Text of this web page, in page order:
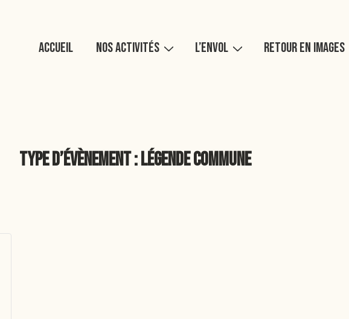
Navigation
Accueil Nos activités L’Envol Retour en images
Type d’évènement :Légende commune